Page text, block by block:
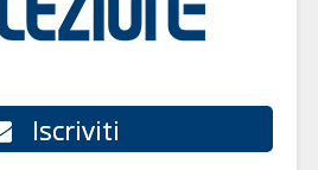
Iscriviti